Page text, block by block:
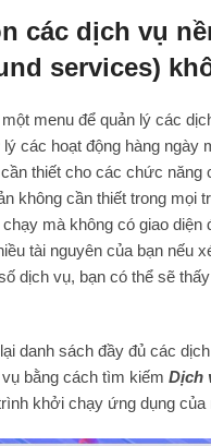
các dịch vụ
services)
menu để quản lý các
các hoạt động hàng ngày
thiết cho các chức năng
không cần thiết trong mọi
mà không có giao diện
tài nguyên của bạn nếu
dịch vụ, bạn có thể sẽ
danh sách đầy đủ các
bằng cách tìm kiếm Dịch
khởi chạy ứng dụng của